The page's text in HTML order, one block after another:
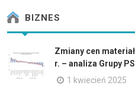
BIZNES
Zmiany cen
r. – analiza Grupy
1 kwiecień 2025